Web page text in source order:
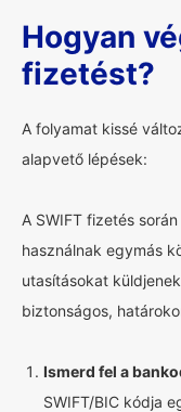
Hogyan
fizetést?
A folyamat kissé
alapvető lépések:
A SWIFT fizetés
használnak egymás
utasításokat
biztonságos,
Ismerd fel a
SWIFT/BIC kódja